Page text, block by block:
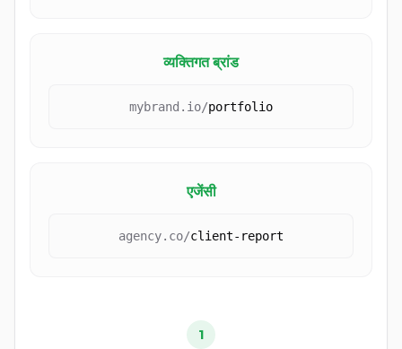
व्यक्तिगत ब्रांड
mybrand.io/portfolio
एजेंसी
agency.co/client-report
1